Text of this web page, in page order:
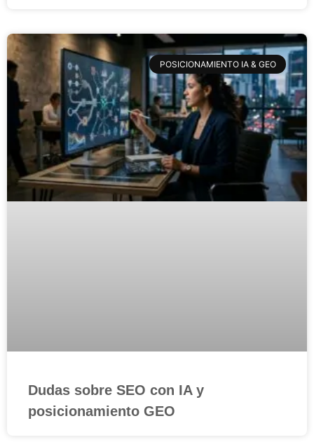
POSICIONAMIENTO IA & GEO
Dudas sobre SEO con IA y
posicionamiento GEO